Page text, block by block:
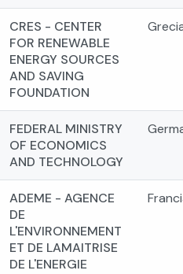
CRES - CENTER
FOR RENEWABLE
ENERGY SOURCES
AND SAVING
FOUNDATION
FEDERAL MINISTRY
OF ECONOMICS
AND TECHNOLOGY
ADEME - AGENCE
DE
L'ENVIRONNEMENT
ET DE LAMAITRISE
DE L'ENERGIE